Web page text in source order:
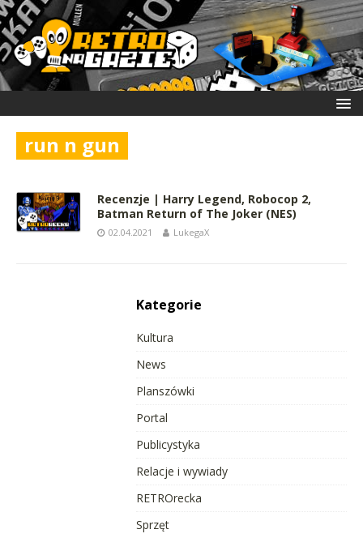
run n gun
Recenzje | Harry Legend, Robocop 2,
Batman Return of The Joker (NES)
02.04.2021 LukegaX
Kategorie
Kultura
News
Planszówki
Portal
Publicystyka
Relacje i wywiady
RETROrecka
Sprzęt